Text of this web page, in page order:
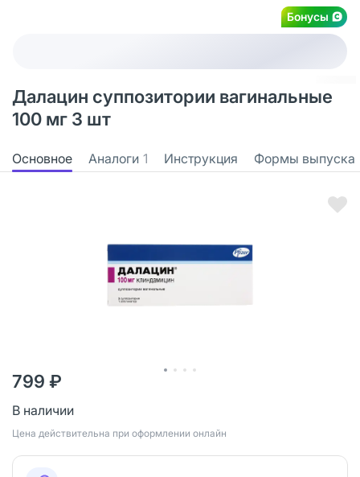
Бонусы
Далацин суппозитории вагинальные
100 мг 3 шт
Основное Аналоги 1 Инструкция Формы выпуска
799 ₽
В наличии
Цена действительна при оформлении онлайн